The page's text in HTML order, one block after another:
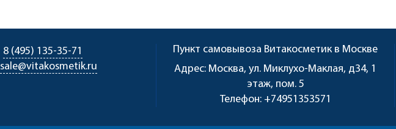
8 (495) 135-35-71
sale@vitakosmetik.ru
Пункт самовывоза Витакосметик в Москве
Адрес: Москва, ул. Миклухо-Маклая, д34, 1
этаж, пом. 5
Телефон: +74951353571